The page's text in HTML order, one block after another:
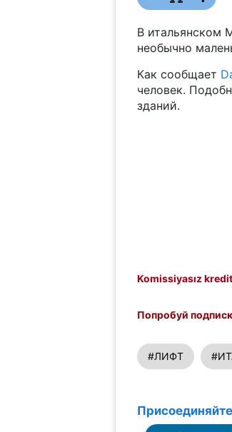
В итальянском
необычно
Как сообщает
человек.
зданий.
Komissiyasız
Попробуй
#ЛИФТ